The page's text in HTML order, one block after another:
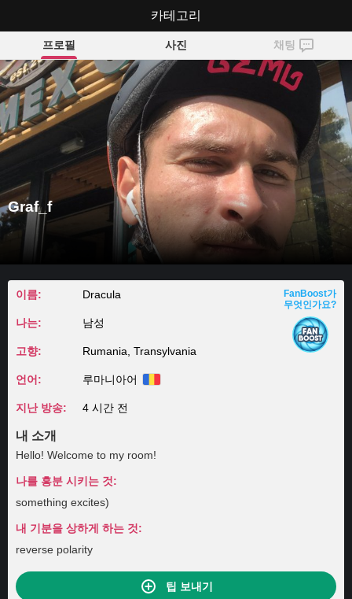
Graf_f
프로필 사진 채팅
Graf_f
이름: Dracula
나는: 남성
고향: Rumania, Transylvania
언어: 루마니아어
지난 방송: 4 시간 전
FanBoost가
무엇인가요?
내 소개
Hello! Welcome to my room!
나를 흥분 시키는 것:
something excites)
내 기분을 상하게 하는 것:
reverse polarity
팁 보내기
카테고리